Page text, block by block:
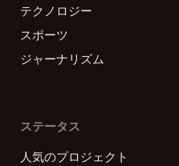
テクノロジー
スポーツ
ジャーナリズム
ステータス
人気のプロジェクト